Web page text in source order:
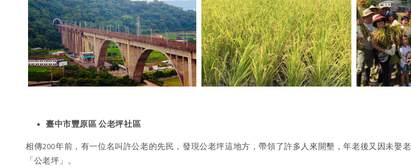
臺中市豐原區 公老坪社區
相傳200年前，有一位名叫許公老的先民，發現公老坪這地方，帶領了許多人來開墾，年老後又因未娶
「公老坪」。